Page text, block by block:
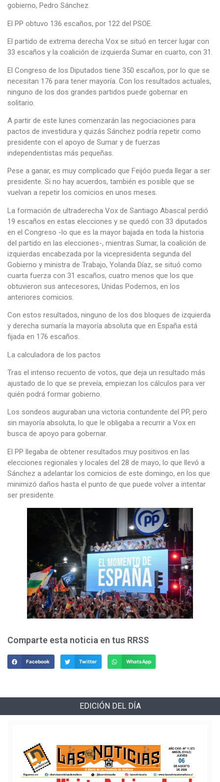
gobierno, Pedro Sánchez.
El PP obtuvo 136 escaños, por 122 del PSOE.
El partido de extrema derecha Vox se situó en tercer lugar con
33 escaños y la coalición de izquierda Sumar en cuarto, con 31.
El Congreso de los Diputados tiene 350 escaños, por lo que se
necesitan 176 para tener mayoría. Con los resultados actuales,
ninguno de los dos grandes partidos puede gobernar en
solitario.
A partir de este lunes comenzarán las negociaciones para
pactos de investidura y quizás Sánchez podría repetir como
presidente con el apoyo de Sumar y de fuerzas
independentistas más pequeñas.
Pese a ganar, es muy complicado que Feijóo pueda llegar a ser
presidente. Si no hay acuerdos, también es posible que se
vuelvan a repetir los comicios en unos meses.
La formación de ultraderecha Vox de Santiago Abascal perdió
19 escaños en estas elecciones y se quedó con 33 diputados
en el Congreso -lo que es la mayor bajada en toda la historia
del partido en las elecciones-, mientras Sumar, la coalición de
izquierdas encabezada por la vicepresidenta segunda del
Gobierno y ministra de Trabajo, Yolanda Díaz, se situó como
cuarta fuerza con 31 escaños, cuatro menos que los que
obtuvieron sus antecesores, Unidas Podemos, en los
anteriores comicios.
Con estos resultados, ninguno de los dos bloques de izquierda
y derecha sumaría la mayoría absoluta que en España está
fijada en 176 escaños.
La calculadora de los pactos
Tras el intenso recuento de votos, que deja un resultado más
ajustado de lo que se preveía, empiezan los cálculos para ver
quién podrá formar gobierno.
Los sondeos auguraban una victoria contundente del PP, pero
sin mayoría absoluta, lo que le obligaba a recurrir a Vox en
busca de apoyo para gobernar.
El PP llegaba de obtener resultados muy positivos en las
elecciones regionales y locales del 28 de mayo, lo que llevó a
Sánchez a adelantar los comicios de este domingo, en los que
minimizó daños hasta el punto de que puede volver a intentar
ser presidente.
Comparte esta noticia en tus RRSS
Facebook Twitter WhatsApp
EDICIÓN DEL DÍA